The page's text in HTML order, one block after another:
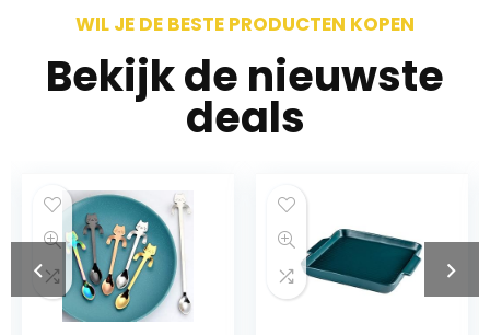
WIL JE DE BESTE PRODUCTEN KOPEN
Bekijk de nieuwste
deals